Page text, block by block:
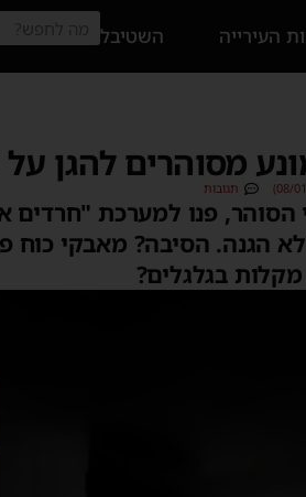
העירייה השטיבל
מסוהרים להגן
תגובות
פנו למערכת "חרדים
הגנה. הסיבה? מאבקי כוח
בגלגלים?